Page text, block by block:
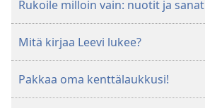
Rukoile milloin vain: nuotit ja sanat
Mitä kirjaa Leevi lukee?
Pakkaa oma kenttälaukkusi!